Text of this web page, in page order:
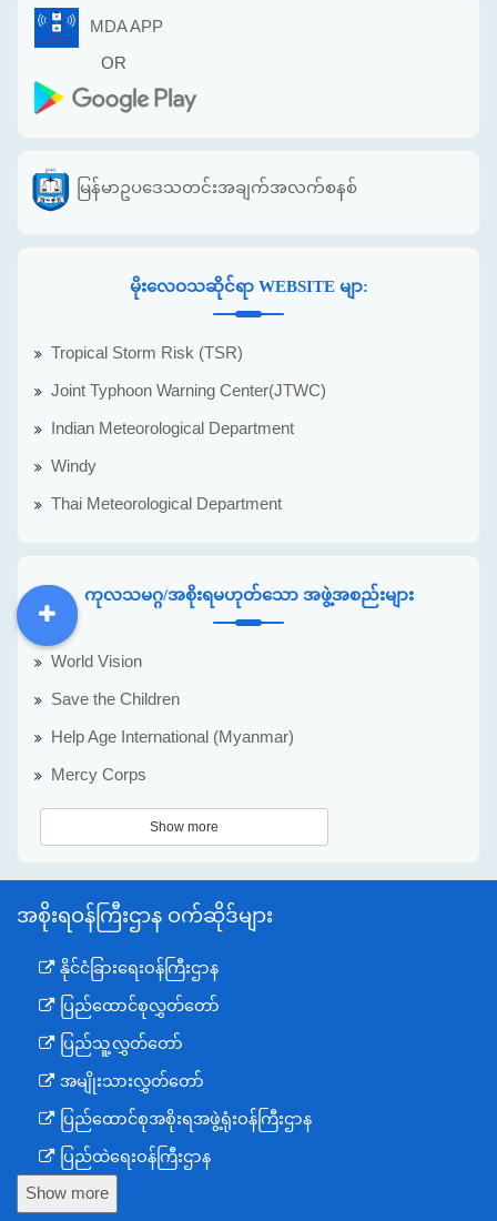
MDA APP
OR
မြန်မာဥပဒေသတင်းအချက်အလက်စနစ်
မိုးလေဝသဆိုင်ရာ WEBSITE မျာ:
Tropical Storm Risk (TSR)
Joint Typhoon Warning Center(JTWC)
Indian Meteorological Department
Windy
Thai Meteorological Department
ကုလသမဂ္ဂ/အစိုးရမဟုတ်သော အဖွဲ့အစည်းများ
World Vision
Save the Children
Help Age International (Myanmar)
Mercy Corps
Show more
အစိုးရဝန်ကြီးဌာန ဝက်ဆိုဒ်များ
နိုင်ငံခြားရေးဝန်ကြီးဌာန
ပြည်ထောင်စုလွှတ်တော်
ပြည်သူ့လွှတ်တော်
အမျိုးသားလွှတ်တော်
ပြည်ထောင်စုအစိုးရအဖွဲ့ရုံးဝန်ကြီးဌာန
ပြည်ထဲရေးဝန်ကြီးဌာန
ကာကွယ်ရေးဝန်ကြီးဌာန
Show more